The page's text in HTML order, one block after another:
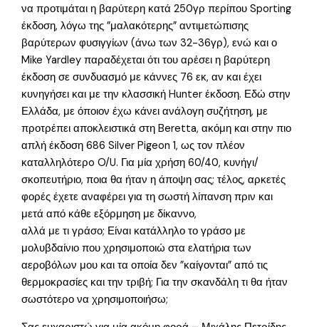
να προτιμάται η βαρύτερη κατά 250γρ περίπου Sporting
έκδοση, λόγω της ”μαλακότερης” αντιμετώπισης
βαρύτερων φυσιγγίων (άνω των 32-36γρ), ενώ και ο
Mike Yardley παραδέχεται ότι του αρέσει η βαρύτερη
έκδοση σε συνδυασμό με κάννες 76 εκ, αν και έχει
κυνηγήσει και με την κλασσική Hunter έκδοση. Εδώ στην
Ελλάδα, με όποιον έχω κάνει ανάλογη συζήτηση, με
προτρέπει αποκλειστικά στη Beretta, ακόμη και στην πιο
απλή έκδοση 686 Silver Pigeon 1, ως τον πλέον
καταλληλότερo O/U. Για μία χρήση 60/40, κυνήγι/
σκοπευτήριο, ποια θα ήταν η άποψη σας; τέλος, αρκετές
φορές έχετε αναφέρει για τη σωστή λίπανση πριν και
μετά από κάθε εξόρμηση με δίκαννο,
αλλά με τι γράσο; Είναι κατάλληλο το γράσο με
μολυβδαίνιο που χρησιμοποιώ στα ελατήρια των
αεροβόλων μου και τα οποία δεν ”καίγονται” από τις
θερμοκρασίες και την τριβή; Για την σκανδάλη τι θα ήταν
σωστότερο να χρησιμοποιήσω;